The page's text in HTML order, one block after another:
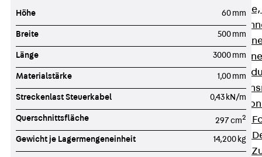
RG
RGM
RGS
RGL
RI
RIS
Kabelrinnen-
Kabelrinnen-
Kabelrinnen-
Höhe 60 mm
Breite 500 mm
Länge 3000 mm
Materialstärke 1,00 mm
Streckenlast Steuerkabel 0,43 kN/m
Querschnittsfläche 297 cm2
Gewicht je Lagermengeneinheit 14,200 kg